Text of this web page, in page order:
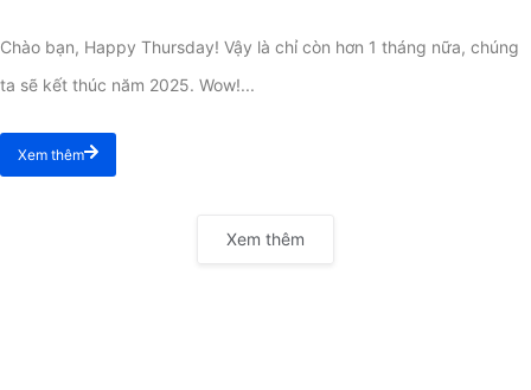
Chào bạn, Happy Thursday! Vậy là chỉ còn hơn 1 tháng nữa, chúng
ta sẽ kết thúc năm 2025. Wow!...
Xem thêm
Xem thêm